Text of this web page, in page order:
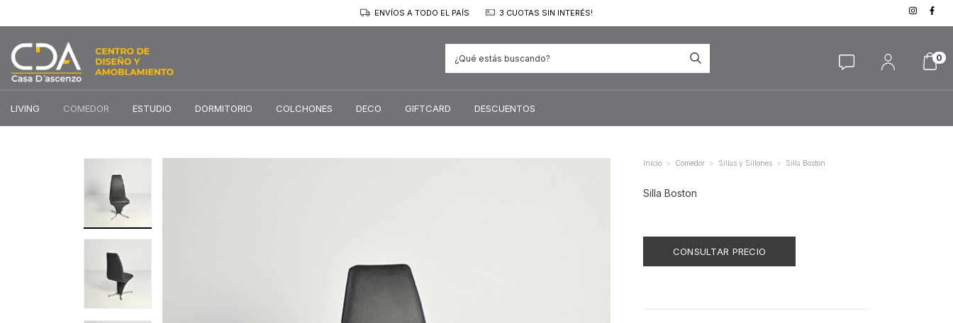
ENVÍOS A TODO EL PAÍS 3 CUOTAS SIN INTERÉS!
0
LIVING COMEDOR ESTUDIO DORMITORIO COLCHONES DECO GIFTCARD DESCUENTOS
Inicio > Comedor > Sillas y Sillones > Silla Boston
Silla Boston